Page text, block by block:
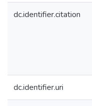
dc.identifier.citation
dc.identifier.uri